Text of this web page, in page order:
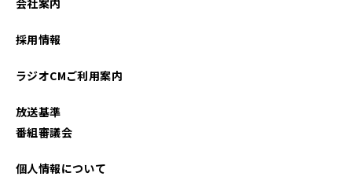
採用情報
ラジオCMご利用案内
放送基準
番組審議会
個人情報について